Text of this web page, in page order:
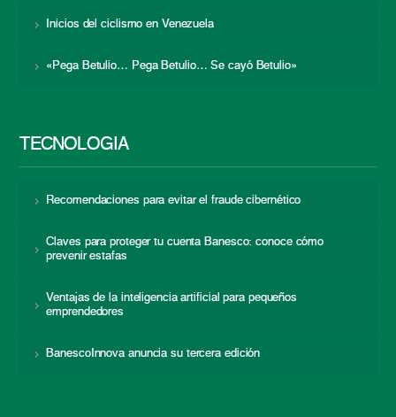
Inicios del ciclismo en Venezuela
«Pega Betulio… Pega Betulio… Se cayó Betulio»
TECNOLOGÍA
Recomendaciones para evitar el fraude cibernético
Claves para proteger tu cuenta Banesco: conoce cómo
prevenir estafas
Ventajas de la inteligencia artificial para pequeños
emprendedores
BanescoInnova anuncia su tercera edición